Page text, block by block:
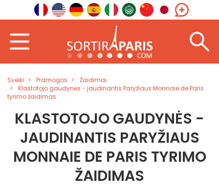
Sveiki Pramogos
Žaidimai
Klastotojo gaudynės - jaudinantis Paryžiaus Monnaie de Paris
tyrimo žaidimas
KLASTOTOJO GAUDYNĖS -
JAUDINANTIS PARYŽIAUS
MONNAIE DE PARIS TYRIMO
ŽAIDIMAS